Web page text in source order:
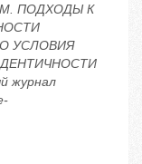
М. ПОДХОДЫ К
УСЛОВИЯ
журнал